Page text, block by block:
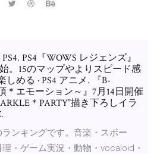
PS4『WOWS レジェンズ』
。15のマップやよりスピード感
める · PS4 アニメ. 『B-
＊エモーション～』7月14日開催
＊PARTY”描き下ろしイラ
ンキングです。音楽・スポー
・ゲーム実況・動物・vocaloid・